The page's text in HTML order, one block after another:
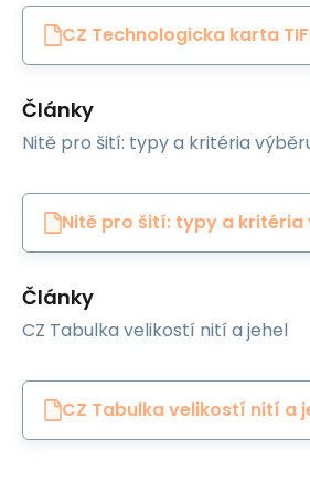
CZ Technologicka karta
Články
Nitě pro šití: typy a kritéria
Nitě pro šití: typy a kritéria
Články
CZ Tabulka velikostí nití a jehel
CZ Tabulka velikostí nití a